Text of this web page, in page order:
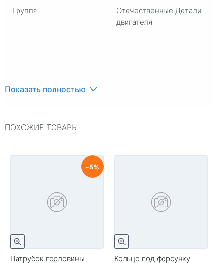
Группа
Отечественные Детали
двигателя
Показать полностью
ПОХОЖИЕ ТОВАРЫ
Патрубок горловины
5
Кольцо под форсунку